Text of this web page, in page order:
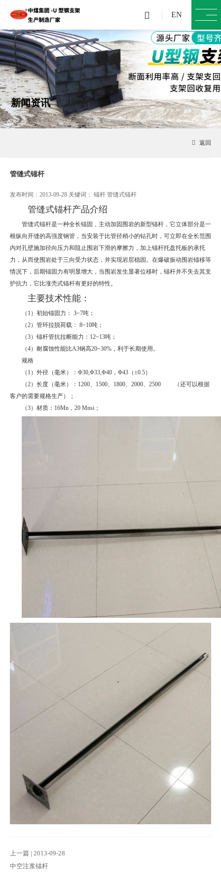
 EN
新闻资讯
 返回
管缝式锚杆
发布时间：2013-09-28 关键词： 锚杆 管缝式锚杆
管缝式锚杆产品介绍
管缝式锚杆是一种全长锚固，主动加固围岩的新型锚杆，它立体部分是一
根纵向开缝的高强度钢管，当安装于比管径稍小的钻孔时，可立即在全长范围
内对孔壁施加径向压力和阻止围岩下滑的摩擦力，加上锚杆托盘托板的承托
力，从而使围岩处于三向受力状态，并实现岩层稳固。在爆破振动围岩锚移等
情况下，后期锚固力有明显增大，当围岩发生显著位移时，锚杆并不失去其支
护抗力，它比涨壳式锚杆有更好的特性。
主要技术性能：
（1）初始锚固力： 3~7吨；
（2）管环拉脱荷载： 8~10吨；
（3）锚杆管抗拉断能力：12~13吨；
（4）耐腐蚀性能比A3钢高20~30%，利于长期使用。
规格
（1）外径（毫米）：Φ30,Φ33,Φ40，Φ43（±0.5）
（2）长度（毫米）：1200、1500、1800、2000、2500 （还可以根据
客户的需要规格生产）；
（3）材质：16Mn，20 Mnsi；
上一篇 | 2013-09-28
中空注浆锚杆